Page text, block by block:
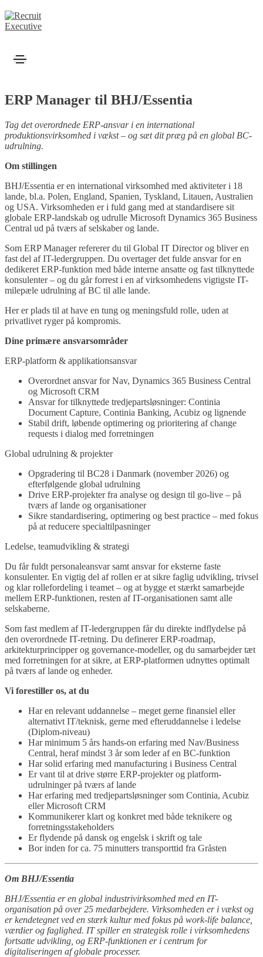
ERP Manager til BHJ/Essentia
Tag det overordnede ERP-ansvar i en international
produktionsvirksomhed i vækst – og sæt dit præg på en global BC-
udrulning.
Om stillingen
BHJ/Essentia er en international virksomhed med aktiviteter i 18
lande, bl.a. Polen, England, Spanien, Tyskland, Litauen, Australien
og USA. Virksomheden er i fuld gang med at standardisere sit
globale ERP-landskab og udrulle Microsoft Dynamics 365 Business
Central ud på tværs af selskaber og lande.
Som ERP Manager refererer du til Global IT Director og bliver en
fast del af IT-ledergruppen. Du overtager det fulde ansvar for en
dedikeret ERP-funktion med både interne ansatte og fast tilknyttede
konsulenter – og du går forrest i en af virksomhedens vigtigste IT-
milepæle udrulning af BC til alle lande.
Her er plads til at have en tung og meningsfuld rolle, uden at
privatlivet ryger på kompromis.
Dine primære ansvarsområder
ERP-platform & applikationsansvar
Overordnet ansvar for Nav, Dynamics 365 Business Central
og Microsoft CRM
Ansvar for tilknyttede tredjepartsløsninger: Continia
Document Capture, Continia Banking, Acubiz og lignende
Stabil drift, løbende optimering og prioritering af change
requests i dialog med forretningen
Global udrulning & projekter
Opgradering til BC28 i Danmark (november 2026) og
efterfølgende global udrulning
Drive ERP-projekter fra analyse og design til go-live – på
tværs af lande og organisationer
Sikre standardisering, optimering og best practice – med fokus
på at reducere specialtilpasninger
Ledelse, teamudvikling & strategi
Du får fuldt personaleansvar samt ansvar for eksterne faste
konsulenter. En vigtig del af rollen er at sikre faglig udvikling, trivsel
og klar rollefordeling i teamet – og at bygge et stærkt samarbejde
mellem ERP-funktionen, resten af IT-organisationen samt alle
selskaberne.
Som fast medlem af IT-ledergruppen får du direkte indflydelse på
den overordnede IT-retning. Du definerer ERP-roadmap,
arkitekturprincipper og governance-modeller, og du samarbejder tæt
med forretningen for at sikre, at ERP-platformen udnyttes optimalt
på tværs af lande og enheder.
Vi forestiller os, at du
Har en relevant uddannelse – meget gerne finansiel eller
alternativt IT/teknisk, gerne med efteruddannelse i ledelse
(Diplom-niveau)
Har minimum 5 års hands-on erfaring med Nav/Business
Central, heraf mindst 3 år som leder af en BC-funktion
Har solid erfaring med manufacturing i Business Central
Er vant til at drive større ERP-projekter og platform-
udrulninger på tværs af lande
Har erfaring med tredjepartsløsninger som Continia, Acubiz
eller Microsoft CRM
Kommunikerer klart og konkret med både teknikere og
forretningsstakeholders
Er flydende på dansk og engelsk i skrift og tale
Bor inden for ca. 75 minutters transporttid fra Gråsten
Om BHJ/Essentia
BHJ/Essentia er en global industrivirksomhed med en IT-
organisation på over 25 medarbejdere. Virksomheden er i vækst og
er kendetegnet ved en stærk kultur med fokus på work-life balance,
værdier og faglighed. IT spiller en strategisk rolle i virksomhedens
fortsatte udvikling, og ERP-funktionen er i centrum for
digitaliseringen af globale processer.